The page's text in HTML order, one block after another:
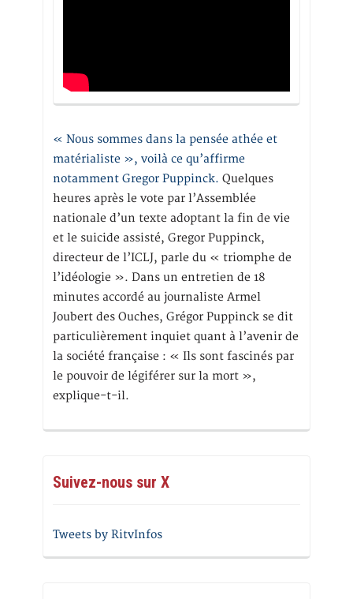
« Nous sommes dans la pensée athée et
matérialiste », voilà ce qu’affirme
notamment Gregor Puppinck. Quelques
heures après le vote par l’Assemblée
nationale d’un texte adoptant la fin de vie
et le suicide assisté, Gregor Puppinck,
directeur de l’ICLJ, parle du « triomphe de
l’idéologie ». Dans un entretien de 18
minutes accordé au journaliste Armel
Joubert des Ouches, Grégor Puppinck se dit
particulièrement inquiet quant à l’avenir de
la société française : « Ils sont fascinés par
le pouvoir de légiférer sur la mort »,
explique-t-il.
Suivez-nous sur X
Tweets by RitvInfos